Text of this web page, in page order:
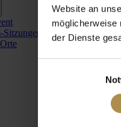
Website an
möglicherweise
der Dienste